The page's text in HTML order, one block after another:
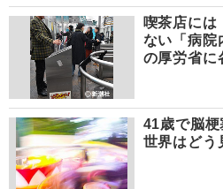
喫茶店には
ない「病
の厚労省に
41歳で脳
世界はど